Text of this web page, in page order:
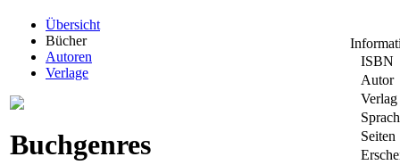
Übersicht
Bücher
Autoren
Verlage
Buchgenres
ISBN
Autor
Verlag
Seiten